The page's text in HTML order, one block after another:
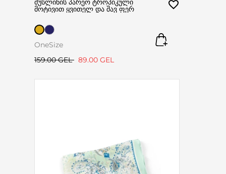
მუსლინის პარეო ტროპიკული
მოტივით ყვითელ და შავ ფერ
OneSize
159.00 GEL 89.00 GEL